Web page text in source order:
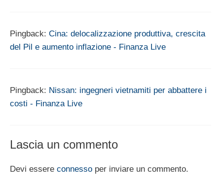
Pingback: Cina: delocalizzazione produttiva, crescita
del Pil e aumento inflazione - Finanza Live
Pingback: Nissan: ingegneri vietnamiti per abbattere i
costi - Finanza Live
Lascia un commento
Devi essere connesso per inviare un commento.